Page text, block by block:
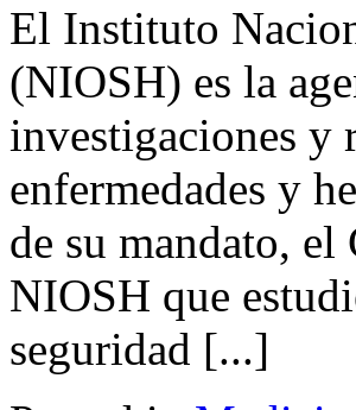
El Instituto
(NIOSH) es la
investigaciones y
enfermedades y
de su mandato, el
NIOSH que
seguridad [...]